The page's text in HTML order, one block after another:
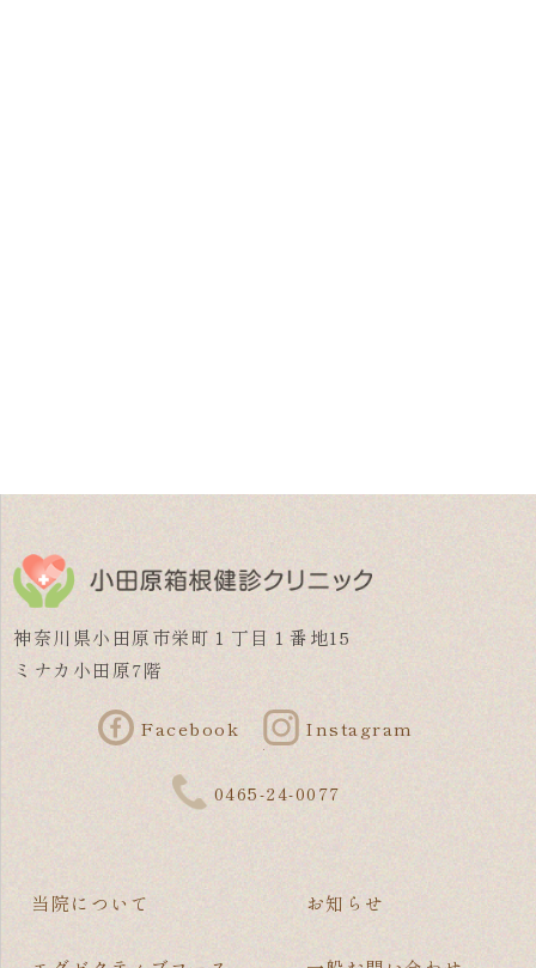
神奈川県小田原市栄町１丁目１番地15
ミナカ小田原7階
Facebook Instagram
0465-24-0077
当院について お知らせ